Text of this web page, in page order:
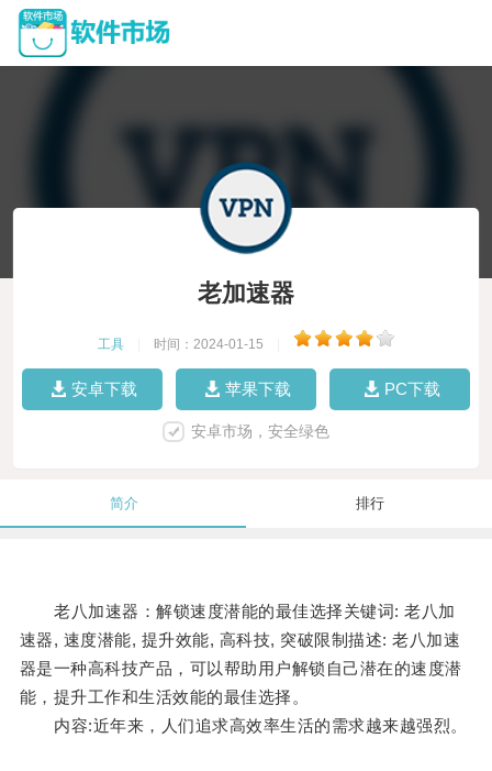
老加速器
工具 时间：2024-01-15
安卓下载 苹果下载 PC下载
安卓市场，安全绿色
简介 排行
老八加速器：解锁速度潜能的最佳选择关键词: 老八加
速器, 速度潜能, 提升效能, 高科技, 突破限制描述: 老八加速
器是一种高科技产品，可以帮助用户解锁自己潜在的速度潜
能，提升工作和生活效能的最佳选择。
内容:近年来，人们追求高效率生活的需求越来越强烈。